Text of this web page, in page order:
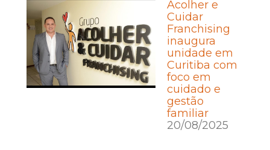
Acolher e
Cuidar
Franchising
inaugura
unidade em
Curitiba com
foco em
cuidado e
gestão
familiar
20/08/2025